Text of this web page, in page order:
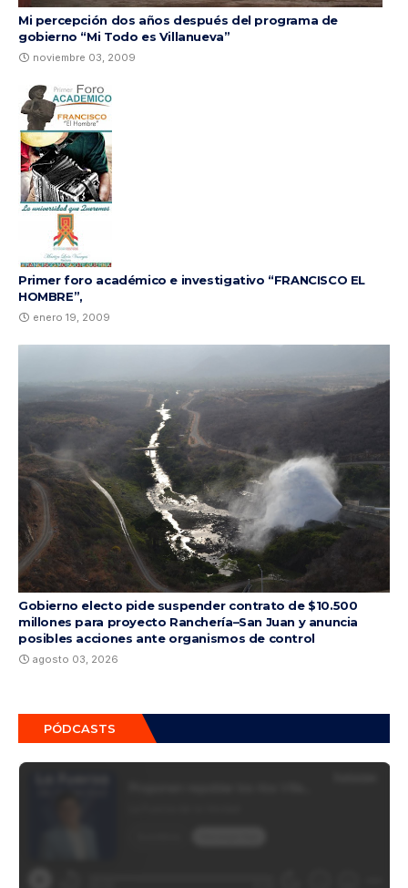
Mi percepción dos años después del programa de
gobierno “Mi Todo es Villanueva”
noviembre 03, 2009
Primer foro académico e investigativo “FRANCISCO EL
HOMBRE”,
enero 19, 2009
Gobierno electo pide suspender contrato de $10.500
millones para proyecto Ranchería–San Juan y anuncia
posibles acciones ante organismos de control
agosto 03, 2026
PÓDCASTS